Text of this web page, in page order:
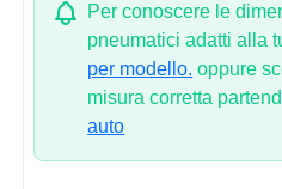
Per conoscere le
pneumatici adatti alla
per modello. oppure
misura corretta
auto